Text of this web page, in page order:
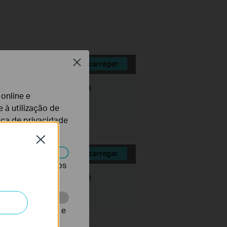
Descarregar
31.41 MB
Descarregar
36.49 MB
Close
e
à utilização de
de privacidade
desativados nos
para melhorar e
Close